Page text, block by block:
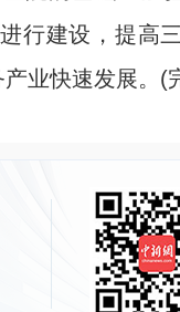
行建设，提高
业快速发展。(